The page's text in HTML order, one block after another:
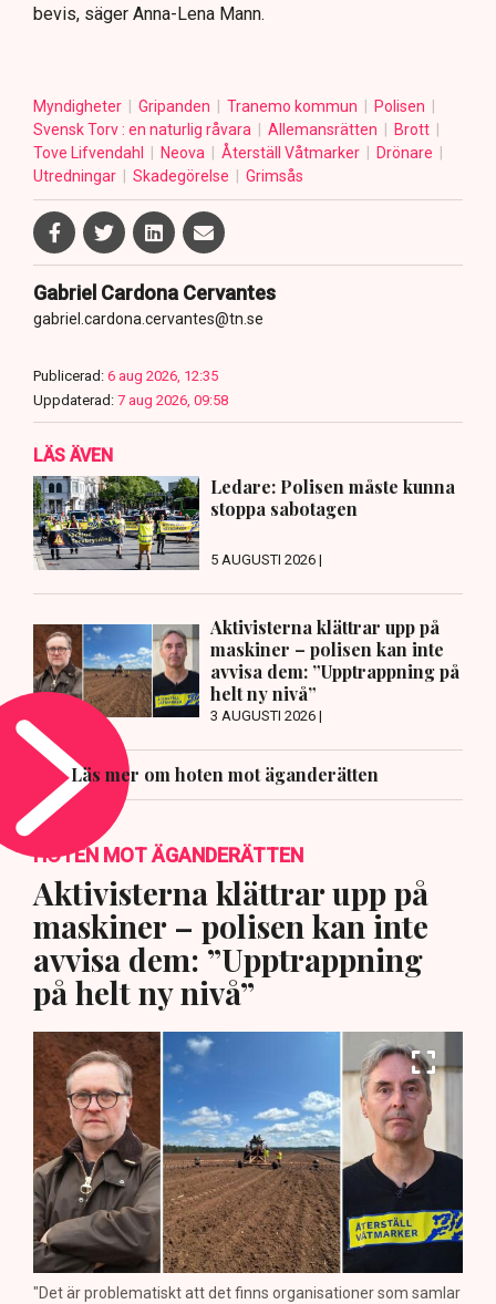
bevis, säger Anna-Lena Mann.
Myndigheter Gripanden Tranemo kommun
Polisen
Svensk Torv : en naturlig råvara
Allemansrätten
Brott
Tove Lifvendahl
Neova Återställ Våtmarker
Drönare
Utredningar
Skadegörelse Grimsås
Gabriel Cardona Cervantes
gabriel.cardona.cervantes@tn.se
Publicerad: 6 aug 2026, 12:35
Uppdaterad: 7 aug 2026, 09:58
LÄS ÄVEN
Ledare: Polisen måste kunna
stoppa sabotagen
5 AUGUSTI 2026 |
Aktivisterna klättrar upp på
maskiner – polisen kan inte
avvisa dem: ”Upptrappning på
helt ny nivå”
3 AUGUSTI 2026 |
Läs mer om hoten mot äganderätten
HOTEN MOT ÄGANDERÄTTEN
Aktivisterna klättrar upp på
maskiner – polisen kan inte
avvisa dem: ”Upptrappning
på helt ny nivå”
"Det är problematiskt att det finns organisationer som samlar